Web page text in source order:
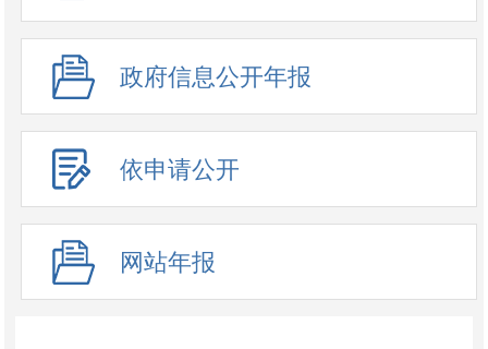
政府信息公开年报
依申请公开
网站年报